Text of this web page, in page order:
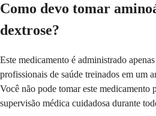
Como devo tomar
dextrose?
Este medicamento é administrado
profissionais de saúde treinados em um
Você não pode tomar este medicamento
supervisão médica cuidadosa durante